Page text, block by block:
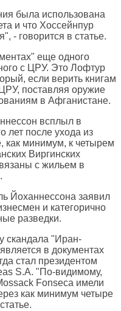
была использована
и что Хоссейнпур
- говорится в статье.
еще одного
с ЦРУ. Это Лофтур
если верить книгам
поставляя оружие
в Афганистане.
всплыл в
лет после ухода из
как минимум, к четырем
Виргинских
с жильем в
Йоханнессона заявил
и категорично
разведки.
скандала "Иран-
в документах
стал президентом
S.A. "По-видимому,
Fonseca имели
как минимум четыре